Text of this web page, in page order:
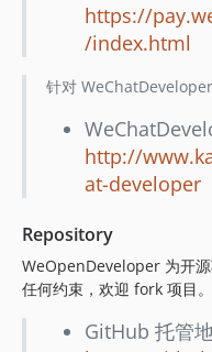
https://
/index.html
针对
http://
at-developer
Repository
WeOpenDeveloper 为开
任何约束，欢迎 fork 项目。
GitHub 托管